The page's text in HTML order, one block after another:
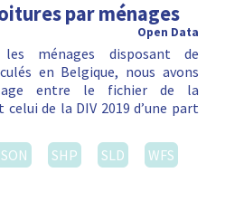
par ménages
Open Data
ménages disposant de
en Belgique, nous avons
entre le fichier de la
de la DIV 2019 d’une part
SHP SLD
WFS